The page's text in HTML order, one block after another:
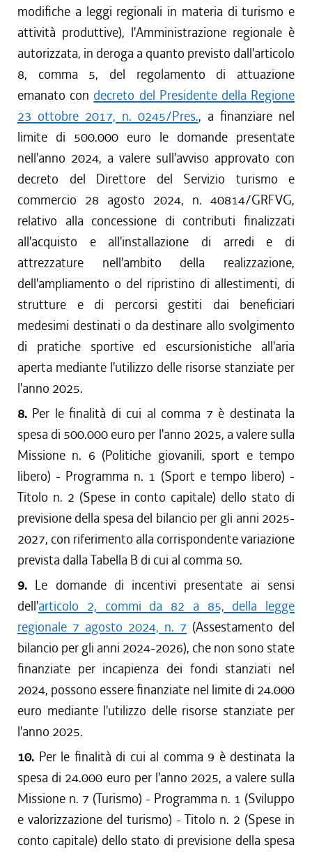
modifiche a leggi regionali in materia di turismo e
attività produttive), l'Amministrazione regionale è
autorizzata, in deroga a quanto previsto dall'articolo
8, comma 5, del regolamento di attuazione
emanato con decreto del Presidente della Regione
23 ottobre 2017, n. 0245/Pres., a finanziare nel
limite di 500.000 euro le domande presentate
nell'anno 2024, a valere sull'avviso approvato con
decreto del Direttore del Servizio turismo e
commercio 28 agosto 2024, n. 40814/GRFVG,
relativo alla concessione di contributi finalizzati
all'acquisto e all'installazione di arredi e di
attrezzature nell'ambito della realizzazione,
dell'ampliamento o del ripristino di allestimenti, di
strutture e di percorsi gestiti dai beneficiari
medesimi destinati o da destinare allo svolgimento
di pratiche sportive ed escursionistiche all'aria
aperta mediante l'utilizzo delle risorse stanziate per
l'anno 2025.
8. Per le finalità di cui al comma 7 è destinata la
spesa di 500.000 euro per l'anno 2025, a valere sulla
Missione n. 6 (Politiche giovanili, sport e tempo
libero) - Programma n. 1 (Sport e tempo libero) -
Titolo n. 2 (Spese in conto capitale) dello stato di
previsione della spesa del bilancio per gli anni 2025-
2027, con riferimento alla corrispondente variazione
prevista dalla Tabella B di cui al comma 50.
9. Le domande di incentivi presentate ai sensi
dell'articolo 2, commi da 82 a 85, della legge
regionale 7 agosto 2024, n. 7 (Assestamento del
bilancio per gli anni 2024-2026), che non sono state
finanziate per incapienza dei fondi stanziati nel
2024, possono essere finanziate nel limite di 24.000
euro mediante l'utilizzo delle risorse stanziate per
l'anno 2025.
10. Per le finalità di cui al comma 9 è destinata la
spesa di 24.000 euro per l'anno 2025, a valere sulla
Missione n. 7 (Turismo) - Programma n. 1 (Sviluppo
e valorizzazione del turismo) - Titolo n. 2 (Spese in
conto capitale) dello stato di previsione della spesa